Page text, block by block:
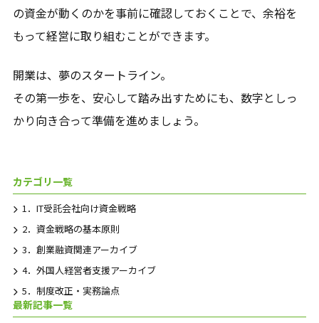
の資金が動くのかを事前に確認しておくことで、余裕を
もって経営に取り組むことができます。
開業は、夢のスタートライン。
その第一歩を、安心して踏み出すためにも、数字としっ
かり向き合って準備を進めましょう。
カテゴリ一覧
1．IT受託会社向け資金戦略
2．資金戦略の基本原則
3．創業融資関連アーカイブ
4．外国人経営者支援アーカイブ
5．制度改正・実務論点
最新記事一覧